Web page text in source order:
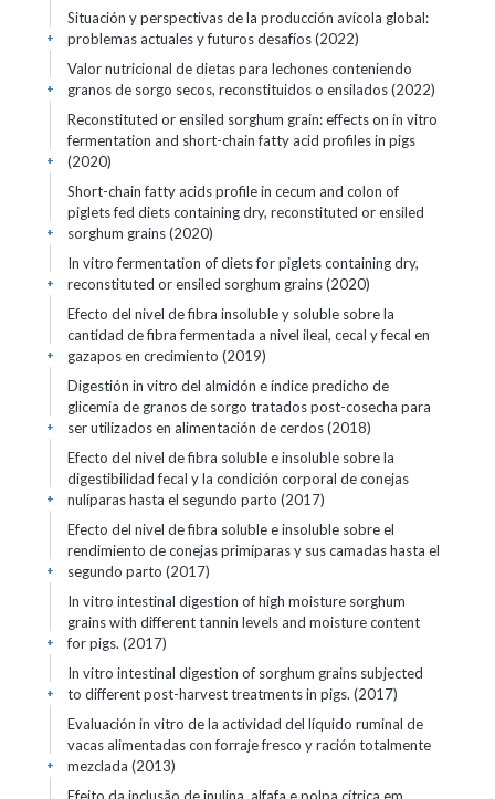
Situación y perspectivas de la producción avícola global:
problemas actuales y futuros desafíos (2022)
+
Valor nutricional de dietas para lechones conteniendo
granos de sorgo secos, reconstituidos o ensilados (2022)
+
Reconstituted or ensiled sorghum grain: effects on in vitro
fermentation and short-chain fatty acid profiles in pigs
(2020)
+
Short-chain fatty acids profile in cecum and colon of
piglets fed diets containing dry, reconstituted or ensiled
sorghum grains (2020)
+
In vitro fermentation of diets for piglets containing dry,
reconstituted or ensiled sorghum grains (2020)
+
Efecto del nivel de fibra insoluble y soluble sobre la
cantidad de fibra fermentada a nivel ileal, cecal y fecal en
gazapos en crecimiento (2019)
+
Digestión in vitro del almidón e índice predicho de
glicemia de granos de sorgo tratados post-cosecha para
ser utilizados en alimentación de cerdos (2018)
+
Efecto del nivel de fibra soluble e insoluble sobre la
digestibilidad fecal y la condición corporal de conejas
nulíparas hasta el segundo parto (2017)
+
Efecto del nivel de fibra soluble e insoluble sobre el
rendimiento de conejas primíparas y sus camadas hasta el
segundo parto (2017)
+
In vitro intestinal digestion of high moisture sorghum
grains with different tannin levels and moisture content
for pigs. (2017)
+
In vitro intestinal digestion of sorghum grains subjected
to different post-harvest treatments in pigs. (2017)
+
Evaluación in vitro de la actividad del líquido ruminal de
vacas alimentadas con forraje fresco y ración totalmente
mezclada (2013)
+